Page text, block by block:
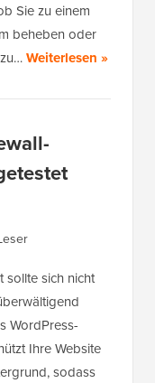
Sie zu einem
beheben oder
Weiterlesen »
sollte sich nicht
WordPress-
Ihre Website
sodass